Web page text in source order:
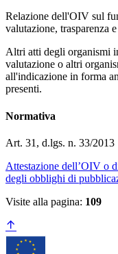
Relazione dell'OIV sul
valutazione, trasparenza
Altri atti degli organismi
valutazione o altri
all'indicazione in forma
presenti.
Normativa
Art. 31, d.lgs. n. 33/2013
Attestazione dell’OIV o
degli obblighi di
Visite alla pagina: 109